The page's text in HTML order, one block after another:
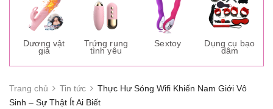
Dương vật
giả
Trứng rung
tình yêu
Sextoy Dụng cụ bạo
dâm
Trang chủ Tin tức
Thực Hư Sóng Wifi Khiến Nam Giới Vô
Sinh – Sự Thật Ít Ai Biết